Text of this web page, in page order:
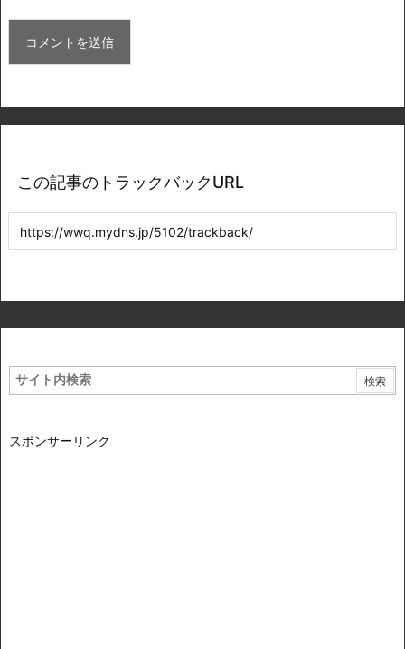
この記事のトラックバックURL
スポンサーリンク